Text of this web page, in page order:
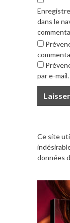
dans le
par e-mail.
Ce site
données